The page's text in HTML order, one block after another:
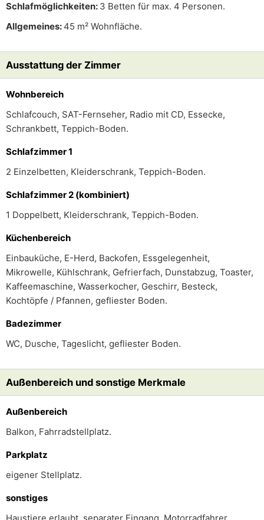
Schlafmöglichkeiten: 3 Betten für max. 4 Personen.
Allgemeines: 45 m² Wohnfläche.
Ausstattung der Zimmer
Wohnbereich
Schlafcouch, SAT-Fernseher, Radio mit CD, Essecke,
Schrankbett, Teppich-Boden.
Schlafzimmer 1
2 Einzelbetten, Kleiderschrank, Teppich-Boden.
Schlafzimmer 2 (kombiniert)
1 Doppelbett, Kleiderschrank, Teppich-Boden.
Küchenbereich
Einbauküche, E-Herd, Backofen, Essgelegenheit,
Mikrowelle, Kühlschrank, Gefrierfach, Dunstabzug, Toaster,
Kaffeemaschine, Wasserkocher, Geschirr, Besteck,
Kochtöpfe / Pfannen, gefliester Boden.
Badezimmer
WC, Dusche, Tageslicht, gefliester Boden.
Außenbereich und sonstige Merkmale
Außenbereich
Balkon, Fahrradstellplatz.
Parkplatz
eigener Stellplatz.
sonstiges